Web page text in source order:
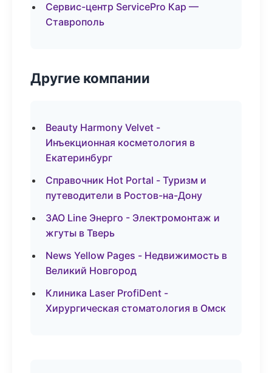
Сервис-центр ServicePro Кар —
Ставрополь
Другие компании
Beauty Harmony Velvet -
Инъекционная косметология в
Екатеринбург
Справочник Hot Portal - Туризм и
путеводители в Ростов-на-Дону
ЗАО Line Энерго - Электромонтаж и
жгуты в Тверь
News Yellow Pages - Недвижимость в
Великий Новгород
Клиника Laser ProfiDent -
Хирургическая стоматология в Омск